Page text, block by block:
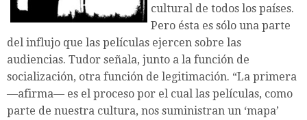
cultural de todos los países.
Pero ésta es sólo una parte
del influjo que las películas ejercen sobre las
audiencias. Tudor señala, junto a la función de
socialización, otra función de legitimación. “La primera
—afirma— es el proceso por el cual las películas, como
parte de nuestra cultura, nos suministran un ‘mapa’